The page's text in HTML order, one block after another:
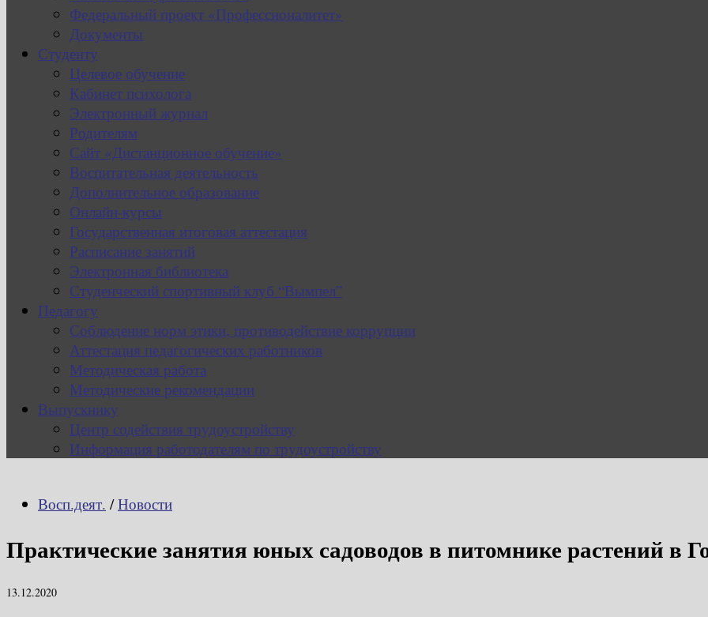
Федеральный проект «Профессионалитет»
Документы
Студенту
Целевое обучение
Кабинет психолога
Электронный журнал
Родителям
Сайт «Дистанционное обучение»
Воспитательная деятельность
Дополнительное образование
Онлайн-курсы
Государственная итоговая аттестация
Расписание занятий
Электронная библиотека
Студенческий спортивный клуб “Вымпел”
Педагогу
Соблюдение норм этики, противодействие коррупции
Аттестация педагогических работников
Методическая работа
Методические рекомендации
Выпускнику
Центр содействия трудоустройству
Информация работодателям по трудоустройству
Восп.деят. / Новости
Практические занятия юных садоводов в питомнике растений в
13.12.2020